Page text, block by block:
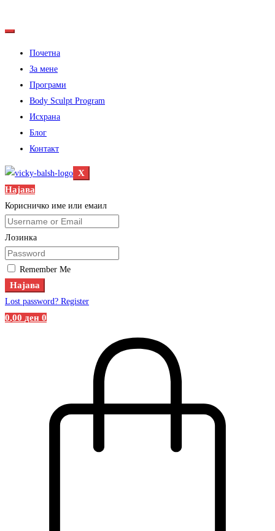
Почетна
За мене
Програми
Body Sculpt Program
Исхрана
Блог
Контакт
X
Најава
Корисничко име или емаил
Лозинка
Remember Me
Најава
Lost password? Register
0,00 ден 0